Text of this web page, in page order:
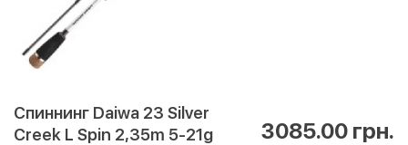
Спиннинг Daiwa 23 Silver
Creek L Spin 2,35m 5-21g
3085.00 грн.